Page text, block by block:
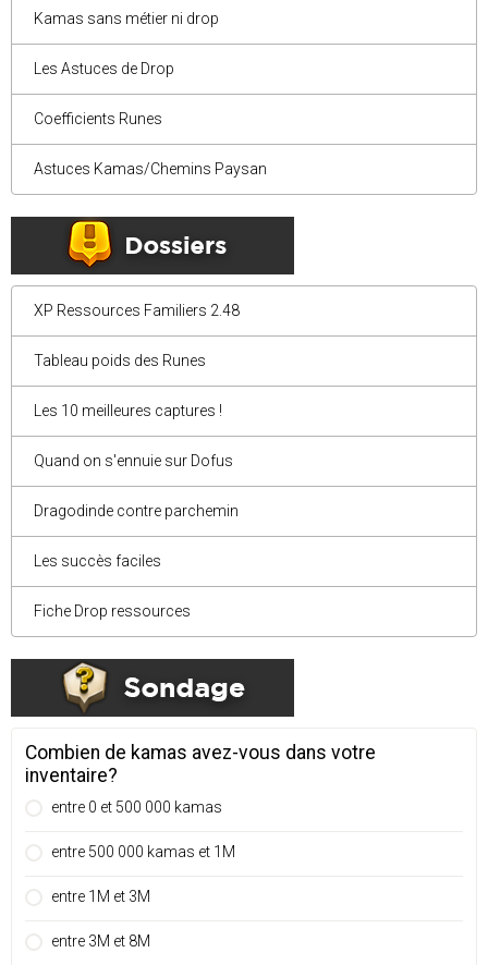
Kamas sans métier ni drop
Les Astuces de Drop
Coefficients Runes
Astuces Kamas/Chemins Paysan
XP Ressources Familiers 2.48
Tableau poids des Runes
Les 10 meilleures captures !
Quand on s'ennuie sur Dofus
Dragodinde contre parchemin
Les succès faciles
Fiche Drop ressources
Combien de kamas avez-vous dans votre
inventaire?
entre 0 et 500 000 kamas
entre 500 000 kamas et 1M
entre 1M et 3M
entre 3M et 8M